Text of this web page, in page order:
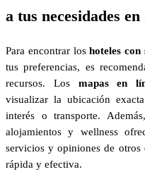
a tus necesidades
Para encontrar loshoteles con
tus preferencias, es
recursos. Los mapas en
visualizar la ubicación
interés o transporte.
alojamientos y wellness
servicios y opiniones de otros
rápida y efectiva.